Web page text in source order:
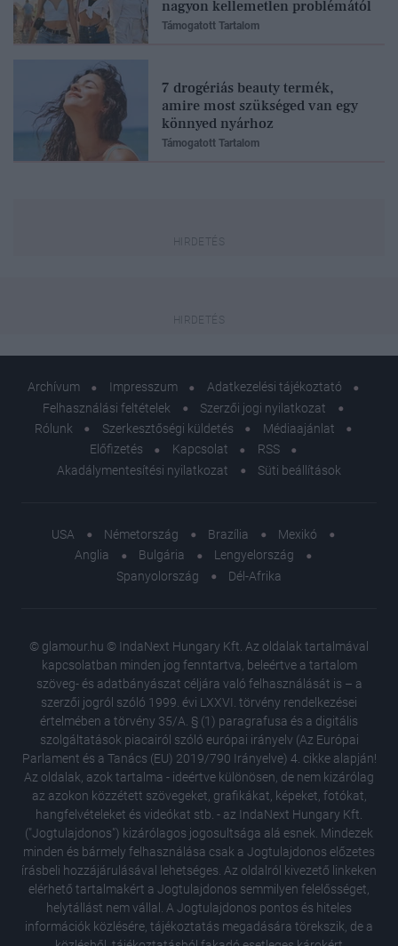
Szűz
nagyon kellemetlen problémától
Támogatott Tartalom
7 drogériás beauty termék,
amire most szükséged van egy
könnyed nyárhoz
Támogatott Tartalom
Archívum Impresszum
Adatkezelési tájékoztató
Felhasználási feltételek
Szerzői jogi nyilatkozat
Rólunk
Szerkesztőségi küldetés
Médiaajánlat
Előfizetés
Kapcsolat
RSS
Akadálymentesítési nyilatkozat
Süti beállítások
USA Németország Brazília
Mexikó
Anglia
Bulgária
Lengyelország
Spanyolország
Dél-Afrika
© glamour.hu © IndaNext Hungary Kft. Az oldalak tartalmával
kapcsolatban minden jog fenntartva, beleértve a tartalom
szöveg- és adatbányászat céljára való felhasználását is – a
szerzői jogról szóló 1999. évi LXXVI. törvény rendelkezései
értelmében a törvény 35/A. § (1) paragrafusa és a digitális
szolgáltatások piacairól szóló európai irányelv (Az Európai
Parlament és a Tanács (EU) 2019/790 Irányelve) 4. cikke alapján!
Az oldalak, azok tartalma - ideértve különösen, de nem kizárólag
az azokon közzétett szövegeket, grafikákat, képeket, fotókat,
hangfelvételeket és videókat stb. - az IndaNext Hungary Kft.
("Jogtulajdonos") kizárólagos jogosultsága alá esnek. Mindezek
minden és bármely felhasználása csak a Jogtulajdonos előzetes
írásbeli hozzájárulásával lehetséges. Az oldalról kivezető linkeken
elérhető tartalmakért a Jogtulajdonos semmilyen felelősséget,
helytállást nem vállal. A Jogtulajdonos pontos és hiteles
információk közlésére, tájékoztatás megadására törekszik, de a